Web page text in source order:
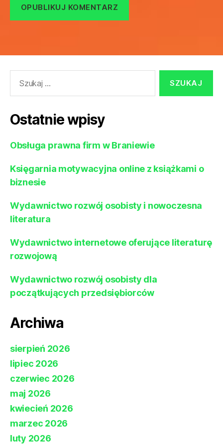
Ostatnie wpisy
Obsługa prawna firm w Braniewie
Księgarnia motywacyjna online z książkami o
biznesie
Wydawnictwo rozwój osobisty i nowoczesna
literatura
Wydawnictwo internetowe oferujące literaturę
rozwojową
Wydawnictwo rozwój osobisty dla
początkujących przedsiębiorców
Archiwa
sierpień 2026
lipiec 2026
czerwiec 2026
maj 2026
kwiecień 2026
marzec 2026
luty 2026